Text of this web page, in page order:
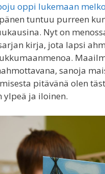
oppi lukemaan
tuntuu purreen
Nyt on
kirja, jota lapsi
sanoja
pitävänä olen
ylpeä ja iloinen.